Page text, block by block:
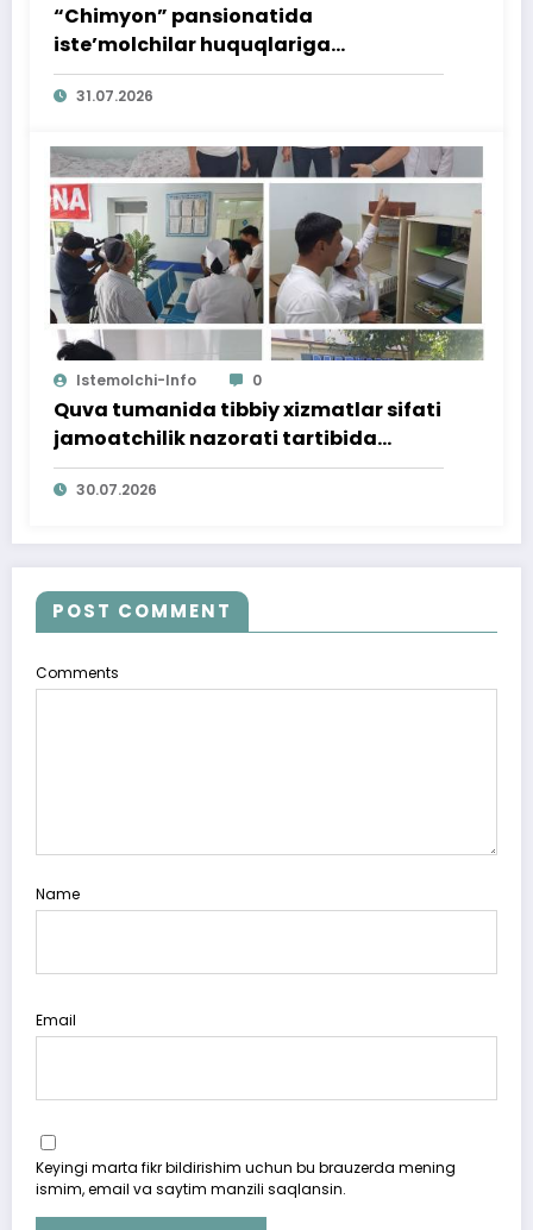
“Chimyon” pansionatida
iste’molchilar huquqlariga
bag‘ishlangan targ‘ibot tadbiri
o‘tkazildi
31.07.2026
Istemolchi-Info 0
Quva tumanida tibbiy xizmatlar sifati
jamoatchilik nazorati tartibida
o‘rganildi
30.07.2026
POST COMMENT
Comments
Name
Email
Keyingi marta fikr bildirishim uchun bu brauzerda mening
ismim, email va saytim manzili saqlansin.